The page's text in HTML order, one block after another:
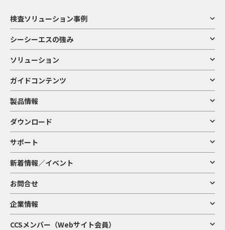
検査ソリューション事例
シーシーエスの強み
ソリューション
ガイドコンテンツ
製品情報
ダウンロード
サポート
新着情報／イベント
お問合せ
企業情報
CCSメンバー（Webサイト会員）